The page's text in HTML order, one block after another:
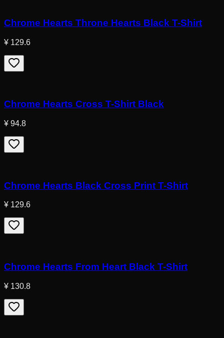
Chrome Hearts Throne Hearts Black T-Shirt
¥ 129.6
Chrome Hearts Cross T-Shirt Black
¥ 94.8
Chrome Hearts Black Cross Print T-Shirt
¥ 129.6
Chrome Hearts From Heart Black T-Shirt
¥ 130.8